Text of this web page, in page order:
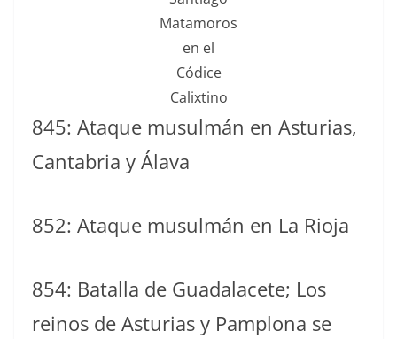
Matamoros
en el
Códice
Calixtino
845: Ataque musulmán en Asturias,
Cantabria y Álava
852: Ataque musulmán en La Rioja
854: Batalla de Guadalacete; Los
reinos de Asturias y Pamplona se